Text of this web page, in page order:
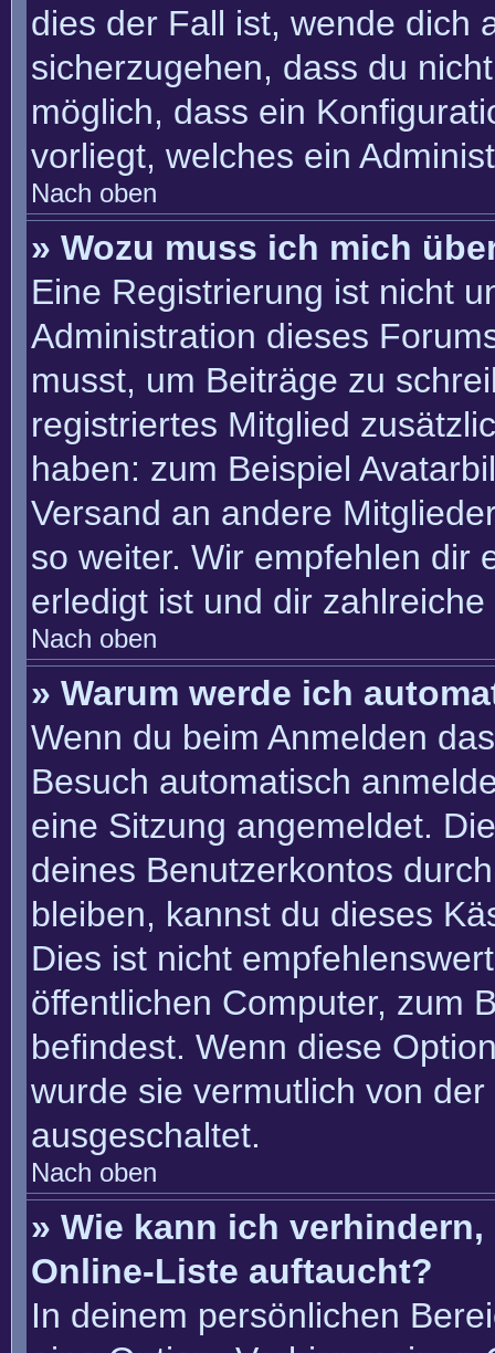
dies der Fall ist, wende dich
sicherzugehen, dass du
möglich, dass ein
vorliegt, welches ein
Nach oben
» Wozu muss ich mich
Eine Registrierung ist nicht
Administration dieses
musst, um Beiträge zu
registriertes Mitglied
haben: zum Beispiel
Versand an andere
so weiter. Wir empfehlen dir
erledigt ist und dir
Nach oben
» Warum werde ich
Wenn du beim Anmelden
Besuch automatisch
eine Sitzung angemeldet.
deines Benutzerkontos
bleiben, kannst du dieses
Dies ist nicht
öffentlichen Computer, zum
befindest. Wenn diese
wurde sie vermutlich von
ausgeschaltet.
Nach oben
» Wie kann ich
Online-Liste auftaucht?
In deinem persönlichen